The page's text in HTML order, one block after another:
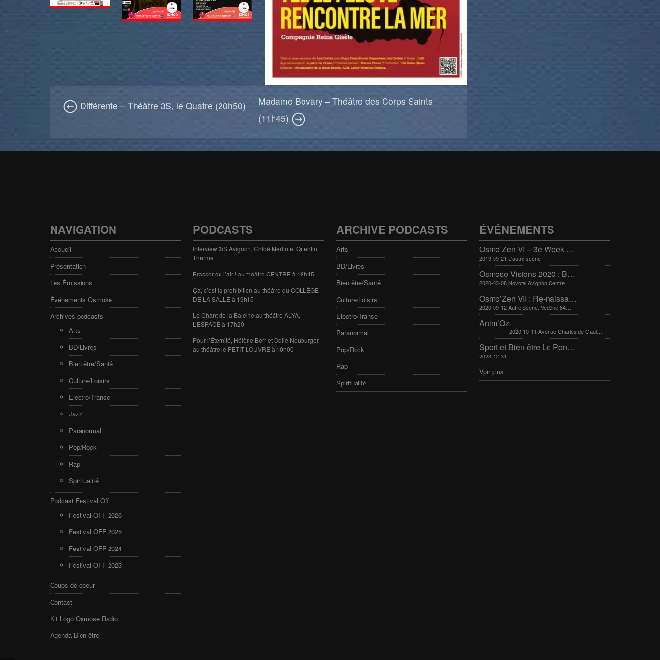
Différente – Théâtre 3S, le Quatre (20h50)
Madame Bovary – Théâtre des Corps Saints
(11h45)
NAVIGATION
Accueil
Présentation
Les Émissions
Événements Osmose
Archives podcasts
Arts
BD/Livres
Bien être/Santé
Culture/Loisirs
Electro/Transe
Jazz
Paranormal
Pop/Rock
Rap
Spiritualité
Podcast Festival Off
Festival OFF 2026
Festival OFF 2025
Festival OFF 2024
Festival OFF 2023
Coups de coeur
Contact
Kit Logo Osmose Radio
Agenda Bien-être
PODCASTS
Interview 3iS Avignon, Chloé Merlin et Quentin
Therme
Brasser de l’air ! au théâtre CENTRE à 18h45
Ça, c’est la prohibition au théâtre du COLLÈGE
DE LA SALLE à 19h15
Le Chant de la Baleine au théâtre ALYA,
L’ESPACE à 17h20
Pour l’Éternité, Hélène Berr et Odile Neuburger
au théâtre le PETIT LOUVRE à 10h00
ARCHIVE PODCASTS
Arts
BD/Livres
Bien être/Santé
Culture/Loisirs
Electro/Transe
Paranormal
Pop/Rock
Rap
Spiritualité
ÉVÉNEMENTS
Osmo’Zen VI – 3e Week end international du bien-être
2019-09-21 L'autre scène
Osmose Visions 2020 : Bien-être et arts divinatoires
2020-03-08 Novotel Avignon Centre
Osmo’Zen VII : Re-naissance
2020-09-12 Autre Scène, Vedène 84270
Anim’Oz
2020-10-11 Avenue Charles de Gaulle 30400 Villeneuve-Lès-Avignon
Sport et Bien-être Le Pontet 16-17 mars 2024
2023-12-31
Voir plus